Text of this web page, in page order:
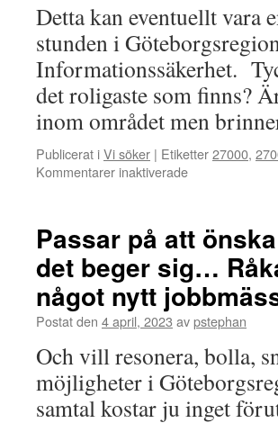
Detta kan eventuellt vara
stunden i
Informationssäkerhet.
det roligaste som finns?
inom området men
Publicerat iVi söker | Etiketter27000,
Kommentarer inaktiveradeför
vara
en
av
de
bättre
möjligheterna
för
stunden
i
Passar på att
det beger sig…
något nytt
Postat den 4 april, 2023 avpstephan
Och vill resonera, bolla,
möjligheter i
samtal kostar ju inget